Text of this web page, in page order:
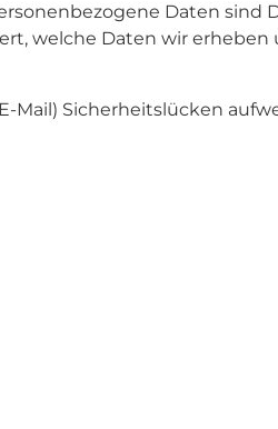
Daten sind
welche Daten wir erheben
Mail) Sicherheitslücken